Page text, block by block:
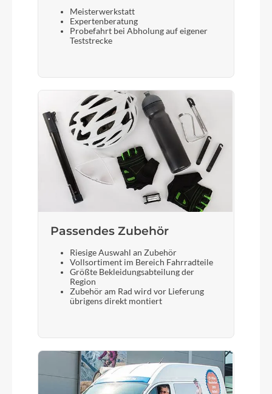
Meisterwerkstatt
Expertenberatung
Probefahrt bei Abholung auf eigener
Teststrecke
Passendes Zubehör
Riesige Auswahl an Zubehör
Vollsortiment im Bereich Fahrradteile
Größte Bekleidungsabteilung der
Region
Zubehör am Rad wird vor Lieferung
übrigens direkt montiert